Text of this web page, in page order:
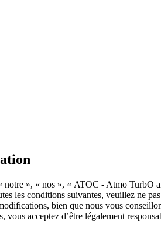
», « nos », « ATOC - Atmo TurbO
les conditions suivantes, veuillez
bien que nous vous
acceptez d’être légalement